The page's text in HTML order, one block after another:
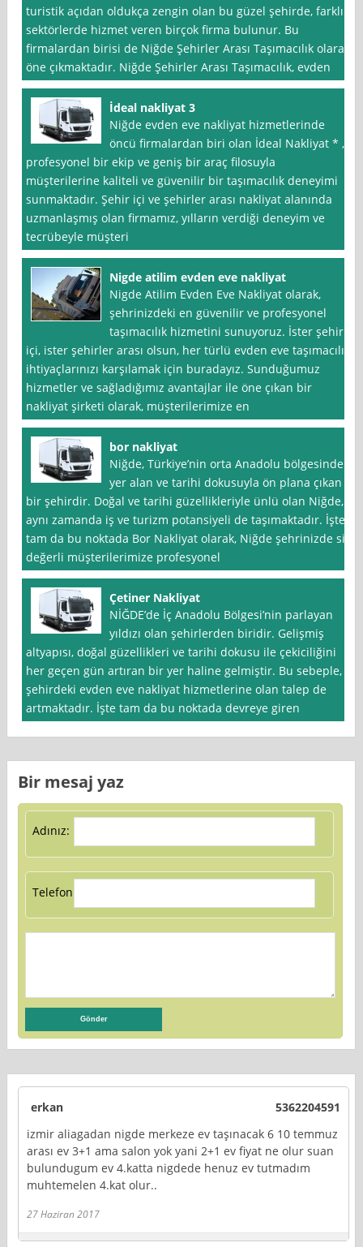
turistik açıdan oldukça zengin olan bu güzel şehirde, farklı
sektörlerde hizmet veren birçok firma bulunur. Bu
firmalardan birisi de Niğde Şehirler Arası Taşımacılık olarak
öne çıkmaktadır. Niğde Şehirler Arası Taşımacılık, evden
İdeal nakliyat 3
Niğde evden eve nakliyat hizmetlerinde
öncü firmalardan biri olan İdeal Nakliyat * ,
profesyonel bir ekip ve geniş bir araç filosuyla
müşterilerine kaliteli ve güvenilir bir taşımacılık deneyimi
sunmaktadır. Şehir içi ve şehirler arası nakliyat alanında
uzmanlaşmış olan firmamız, yılların verdiği deneyim ve
tecrübeyle müşteri
Nigde atilim evden eve nakliyat
Nigde Atilim Evden Eve Nakliyat olarak,
şehrinizdeki en güvenilir ve profesyonel
taşımacılık hizmetini sunuyoruz. İster şehir
içi, ister şehirler arası olsun, her türlü evden eve taşımacılık
ihtiyaçlarınızı karşılamak için buradayız. Sunduğumuz
hizmetler ve sağladığımız avantajlar ile öne çıkan bir
nakliyat şirketi olarak, müşterilerimize en
bor nakliyat
Niğde, Türkiye’nin orta Anadolu bölgesinde
yer alan ve tarihi dokusuyla ön plana çıkan
bir şehirdir. Doğal ve tarihi güzellikleriyle ünlü olan Niğde,
aynı zamanda iş ve turizm potansiyeli de taşımaktadır. İşte
tam da bu noktada Bor Nakliyat olarak, Niğde şehrinizde siz
değerli müşterilerimize profesyonel
Çetiner Nakliyat
NİĞDE’de İç Anadolu Bölgesi’nin parlayan
yıldızı olan şehirlerden biridir. Gelişmiş
altyapısı, doğal güzellikleri ve tarihi dokusu ile çekiciliğini
her geçen gün artıran bir yer haline gelmiştir. Bu sebeple,
şehirdeki evden eve nakliyat hizmetlerine olan talep de
artmaktadır. İşte tam da bu noktada devreye giren
Bir mesaj yaz
Adınız:
Telefon:
erkan
5362204591
izmir aliagadan nigde merkeze ev taşınacak 6 10 temmuz
arası ev 3+1 ama salon yok yani 2+1 ev fiyat ne olur suan
bulundugum ev 4.katta nigdede henuz ev tutmadım
muhtemelen 4.kat olur..
27 Haziran 2017